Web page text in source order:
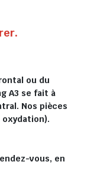
ou du
A3 se fait à
Nos pièces
vous, en